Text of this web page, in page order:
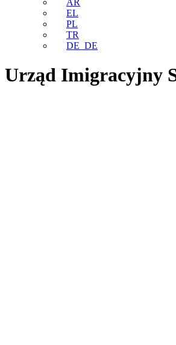
AR
EL
PL
TR
DE_DE
Urząd Imigracyjny